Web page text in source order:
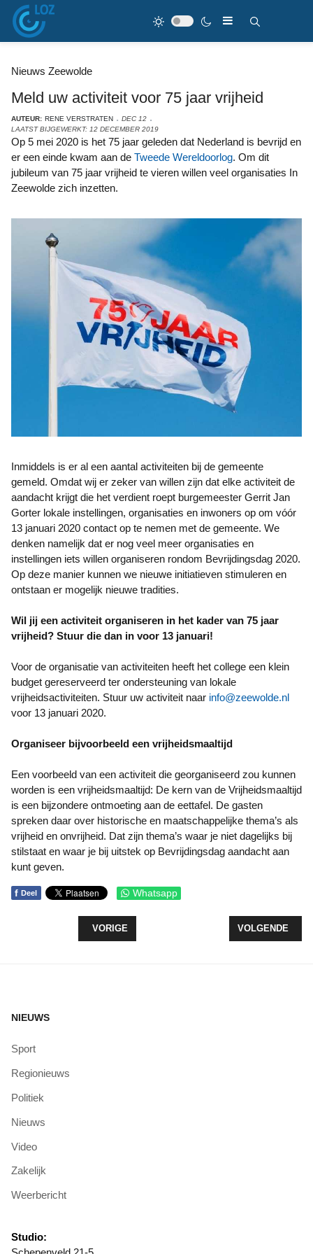
Nieuws Zeewolde
Meld uw activiteit voor 75 jaar vrijheid
AUTEUR: RENE VERSTRATEN
DEC 12
LAATST BIJGEWERKT: 12 DECEMBER 2019
Op 5 mei 2020 is het 75 jaar geleden dat Nederland is bevrijd en
er een einde kwam aan de Tweede Wereldoorlog. Om dit
jubileum van 75 jaar vrijheid te vieren willen veel organisaties In
Zeewolde zich inzetten.
Inmiddels is er al een aantal activiteiten bij de gemeente
gemeld. Omdat wij er zeker van willen zijn dat elke activiteit de
aandacht krijgt die het verdient roept burgemeester Gerrit Jan
Gorter lokale instellingen, organisaties en inwoners op om vóór
13 januari 2020 contact op te nemen met de gemeente. We
denken namelijk dat er nog veel meer organisaties en
instellingen iets willen organiseren rondom Bevrijdingsdag 2020.
Op deze manier kunnen we nieuwe initiatieven stimuleren en
ontstaan er mogelijk nieuwe tradities.
Wil jij een activiteit organiseren in het kader van 75 jaar
vrijheid? Stuur die dan in voor 13 januari!
Voor de organisatie van activiteiten heeft het college een klein
budget gereserveerd ter ondersteuning van lokale
vrijheidsactiviteiten. Stuur uw activiteit naar info@zeewolde.nl
voor 13 januari 2020.
Organiseer bijvoorbeeld een vrijheidsmaaltijd
Een voorbeeld van een activiteit die georganiseerd zou kunnen
worden is een vrijheidsmaaltijd: De kern van de Vrijheidsmaaltijd
is een bijzondere ontmoeting aan de eettafel. De gasten
spreken daar over historische en maatschappelijke thema’s als
vrijheid en onvrijheid. Dat zijn thema’s waar je niet dagelijks bij
stilstaat en waar je bij uitstek op Bevrijdingsdag aandacht aan
kunt geven.
f Deel Whatsapp
VORIG ARTIKEL: KERSTFESTIJN VRIJDAG 20
VORIGE VOLGENDE
VOLGENDE
NIEUWS
Sport
Regionieuws
Politiek
Nieuws
Video
Zakelijk
Weerbericht
Studio: